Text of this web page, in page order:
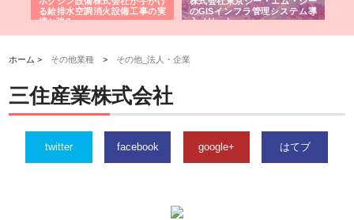
る給排水空調消火設備工事の実
績と強み
のGISインフラ管理システム導
入メリット
ホーム > その他業種 > その他_法人・企業
三住産業株式会社
twitter facebook google+ はてブ